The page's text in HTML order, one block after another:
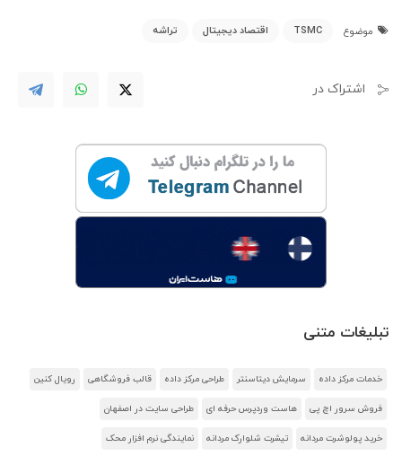
موضوع TSMC اقتصاد دیجیتال تراشه
اشتراک در
تبلیغات متنی
خدمات مرکز داده سرمایش دیتاسنتر طراحی مرکز داده قالب فروشگاهی رویال کنین
فروش سرور اچ پی هاست وردپرس حرفه ای طراحی سایت در اصفهان
خرید پولوشرت مردانه تیشرت شلوارک مردانه نمایندگی نرم افزار محک